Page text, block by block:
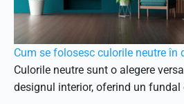
Cum se folosesc culorile neutre în
Culorile neutre sunt o alegere
designul interior, oferind un fundal